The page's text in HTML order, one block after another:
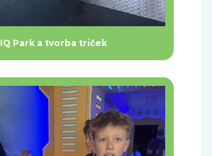
IQ Park a tvorba triček